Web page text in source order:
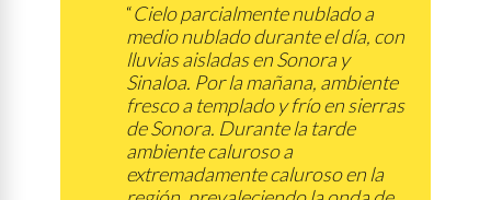
“Cielo parcialmente nublado a
medio nublado durante el día, con
lluvias aisladas en Sonora y
Sinaloa. Por la mañana, ambiente
fresco a templado y frío en sierras
de Sonora. Durante la tarde
ambiente caluroso a
extremadamente caluroso en la